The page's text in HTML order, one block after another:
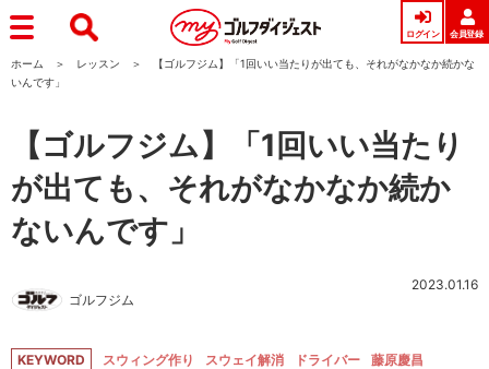
ログイン 会員登録
ホーム レッスン
【ゴルフジム】「1回いい当たりが出ても、それがなかなか続かな
いんです」
【ゴルフジム】「1回いい当たり
が出ても、それがなかなか続か
ないんです」
ゴルフジム
2023.01.16
KEYWORD スウィング作り スウェイ解消 ドライバー 藤原慶昌